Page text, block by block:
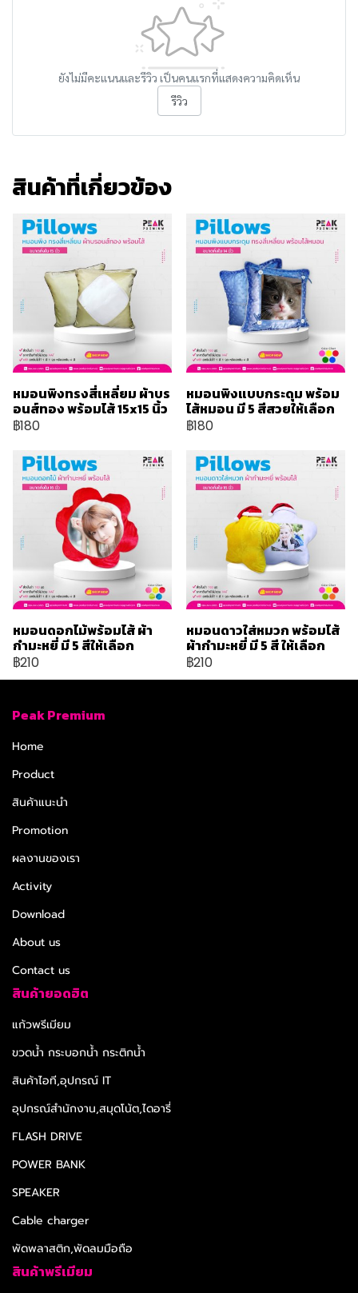
ยังไม่มีคะแนนและรีวิว เป็นคนแรกที่แสดงความคิดเห็น
รีวิว
สินค้าที่เกี่ยวข้อง
หมอนพิงทรงสี่เหลี่ยม ผ้าบร
อนส์ทอง พร้อมไส้ 15x15 นิ้ว
฿180
หมอนพิงแบบกระดุม พร้อม
ไส้หมอน มี 5 สีสวยให้เลือก
฿180
หมอนดอกไม้พร้อมไส้ ผ้า
กำมะหยี่ มี 5 สีให้เลือก
฿210
หมอนดาวใส่หมวก พร้อมไส้
ผ้ากำมะหยี่ มี 5 สี ให้เลือก
฿210
Peak Premium
Home
Product
สินค้าแนะนำ
Promotion
ผลงานของเรา
Activity
Download
About us
Contact us
สินค้ายอดฮิต
แก้วพรีเมียม
ขวดน้ำ กระบอกน้ำ กระติกน้ำ
สินค้าไอที,อุปกรณ์ IT
อุปกรณ์สำนักงาน,สมุดโน้ต,ไดอารี่
FLASH DRIVE
POWER BANK
SPEAKER
Cable charger
พัดพลาสติก,พัดลมมือถือ
สินค้าพรีเมียม